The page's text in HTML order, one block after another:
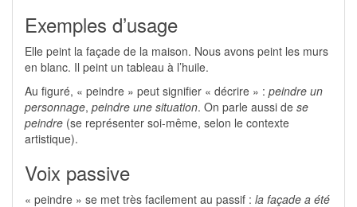
Exemples d’usage
Elle peint la façade de la maison. Nous avons peint les murs
en blanc. Il peint un tableau à l’huile.
Au figuré, « peindre » peut signifier « décrire » : peindre un
personnage, peindre une situation. On parle aussi de se
peindre (se représenter soi-même, selon le contexte
artistique).
Voix passive
« peindre » se met très facilement au passif : la façade a été